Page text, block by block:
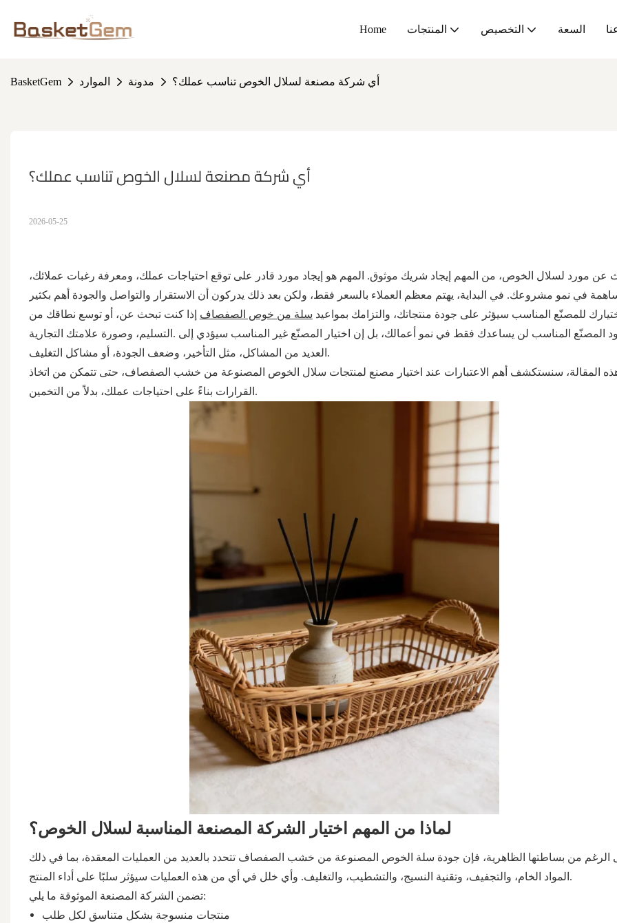
Home المنتجات التخصيص السعة
BasketGem الموارد مدونة أي شركة مصنعة لسلال الخوص تناسب عملك؟
أي شركة مصنعة لسلال الخوص تناسب عملك؟
2026-05-25
عن مورد لسلال الخوص، من المهم إيجاد شريك موثوق. المهم هو إيجاد مورد قادر على توقع احتياجات عملك، ومعرفة رغبات عملائك،
إذا كنت تبحث عن، أو توسع نطاقك من سلة من خوص الصفصاف للمصنّع المناسب سيؤثر على جودة منتجاتك، والتزامك بمواعيد
التسليم، وصورة علامتك التجارية. المصنّع المناسب لن يساعدك فقط في نمو أعمالك، بل إن اختيار المصنّع غير المناسب سيؤدي إلى
العديد من المشاكل، مثل التأخير، وضعف الجودة، أو مشاكل التغليف.
المقالة، سنستكشف أهم الاعتبارات عند اختيار مصنع لمنتجات سلال الخوص المصنوعة من خشب الصفصاف، حتى تتمكن من اتخاذ
القرارات بناءً على احتياجات عملك، بدلاً من التخمين.
لماذا من المهم اختيار الشركة المصنعة المناسبة لسلال الخوص؟
الرغم من بساطتها الظاهرية، فإن جودة سلة الخوص المصنوعة من خشب الصفصاف تتحدد بالعديد من العمليات المعقدة، بما في ذلك
المواد الخام، والتجفيف، وتقنية النسيج، والتشطيب، والتغليف. وأي خلل في أي من هذه العمليات سيؤثر سلبًا على أداء المنتج.
تضمن الشركة المصنعة الموثوقة ما يلي:
منتجات منسوجة بشكل متناسق لكل طلب